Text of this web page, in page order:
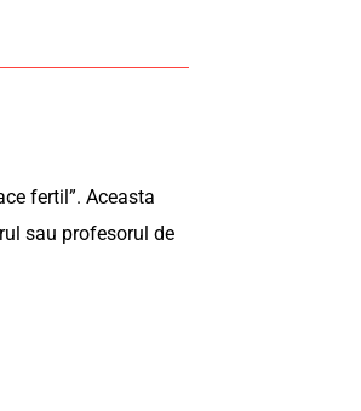
fertil”. Aceasta
sau profesorul de